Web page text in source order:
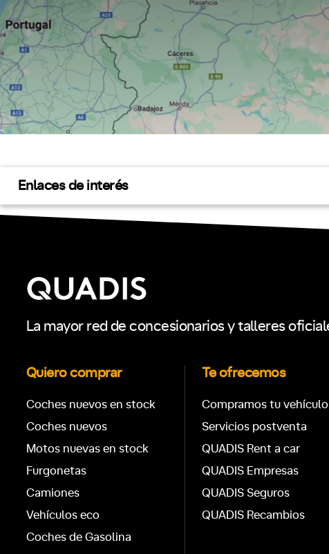
Enlaces de interés
La mayor red de concesionarios y talleres
Quiero comprar
Coches nuevos en stock
Coches nuevos
Motos nuevas en stock
Furgonetas
Camiones
Vehículos eco
Coches de Gasolina
Te ofrecemos
Compramos tu vehículo
Servicios postventa
QUADIS Rent a car
QUADIS Empresas
QUADIS Seguros
QUADIS Recambios